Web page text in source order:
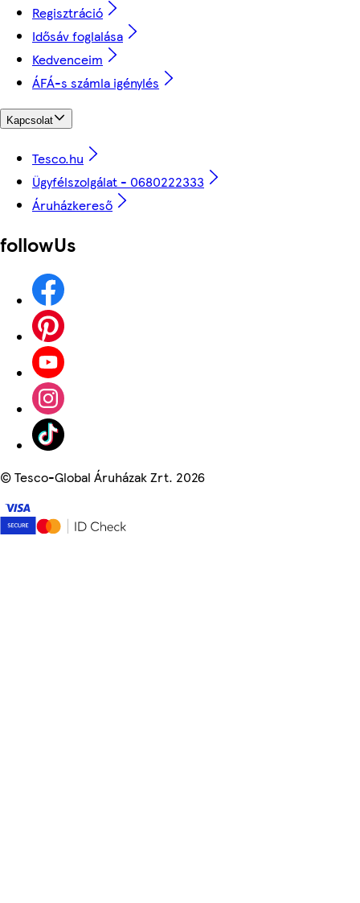
Regisztráció
Idősáv foglalása
Kedvenceim
ÁFÁ-s számla igénylés
Kapcsolat
Tesco.hu
Ügyfélszolgálat - 0680222333
Áruházkereső
followUs
©Tesco-Global Áruházak Zrt. 2026